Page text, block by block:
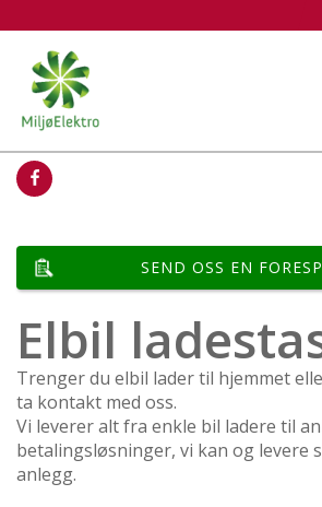
SEND OSS EN
Elbil
Trenger du elbil lader til hjemmet
ta kontakt med oss.
Vi leverer alt fra enkle bil ladere til
betalingsløsninger, vi kan og levere
anlegg.